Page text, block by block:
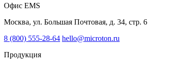
Офис EMS
Москва, ул. Большая Почтовая, д. 34, стр. 6
8 (800) 555-28-64 hello@microton.ru
Продукция